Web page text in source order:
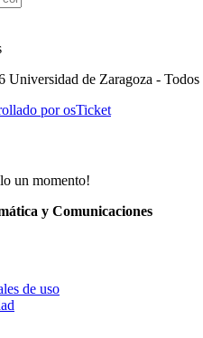
de Zaragoza - Todos
por osTicket
un momento!
y Comunicaciones
de uso